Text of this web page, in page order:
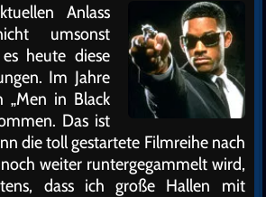
Anlass
umsonst
heute diese
Im Jahre
„Men in Black
Das ist
die toll gestartete Filmreihe nach
weiter runtergegammelt wird,
dass ich große Hallen mit